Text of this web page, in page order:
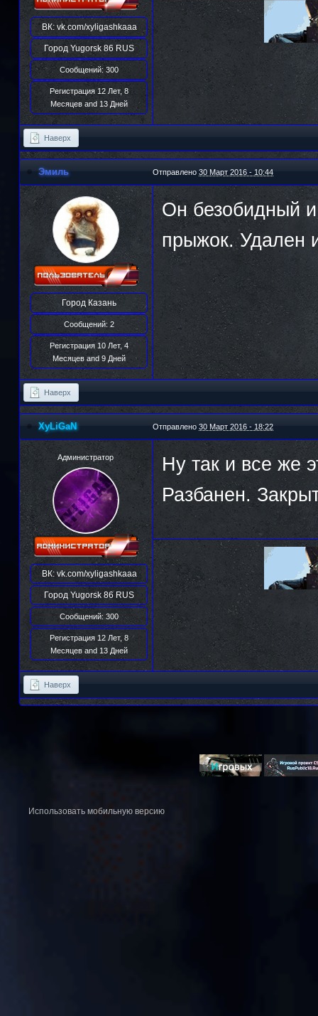
ВК: vk.com/xyligashkaaa
Город Yugorsk 86 RUS
Сообщений: 300
Регистрация 12 Лет, 8
Месяцев and 13 Дней
Наверх
Эмиль Отправлено 30 Март 2016 - 10:44
Город Казань
Сообщений: 2
Регистрация 10 Лет, 4
Месяцев and 9 Дней
Он безобидный
прыжок. Удален
Наверх
XyLiGaN Отправлено 30 Март 2016 - 18:22
Администратор
ВК: vk.com/xyligashkaaa
Город Yugorsk 86 RUS
Сообщений: 300
Регистрация 12 Лет, 8
Месяцев and 13 Дней
Ну так и все же
Разбанен.
Наверх
Использовать мобильную версию